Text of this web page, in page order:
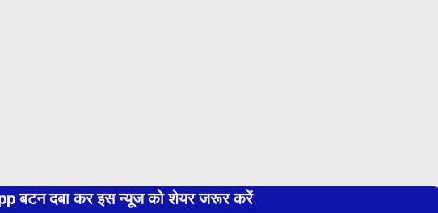
बटन दबा कर इस न्यूज को शेयर जरूर करें